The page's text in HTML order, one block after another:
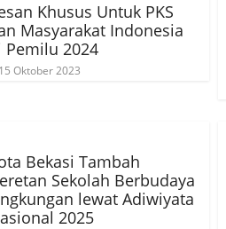
Khusus Untuk PKS
Masyarakat Indonesia
Pemilu 2024
15 Oktober 2023
Bekasi Tambah
Sekolah Berbudaya
lewat Adiwiyata
2025